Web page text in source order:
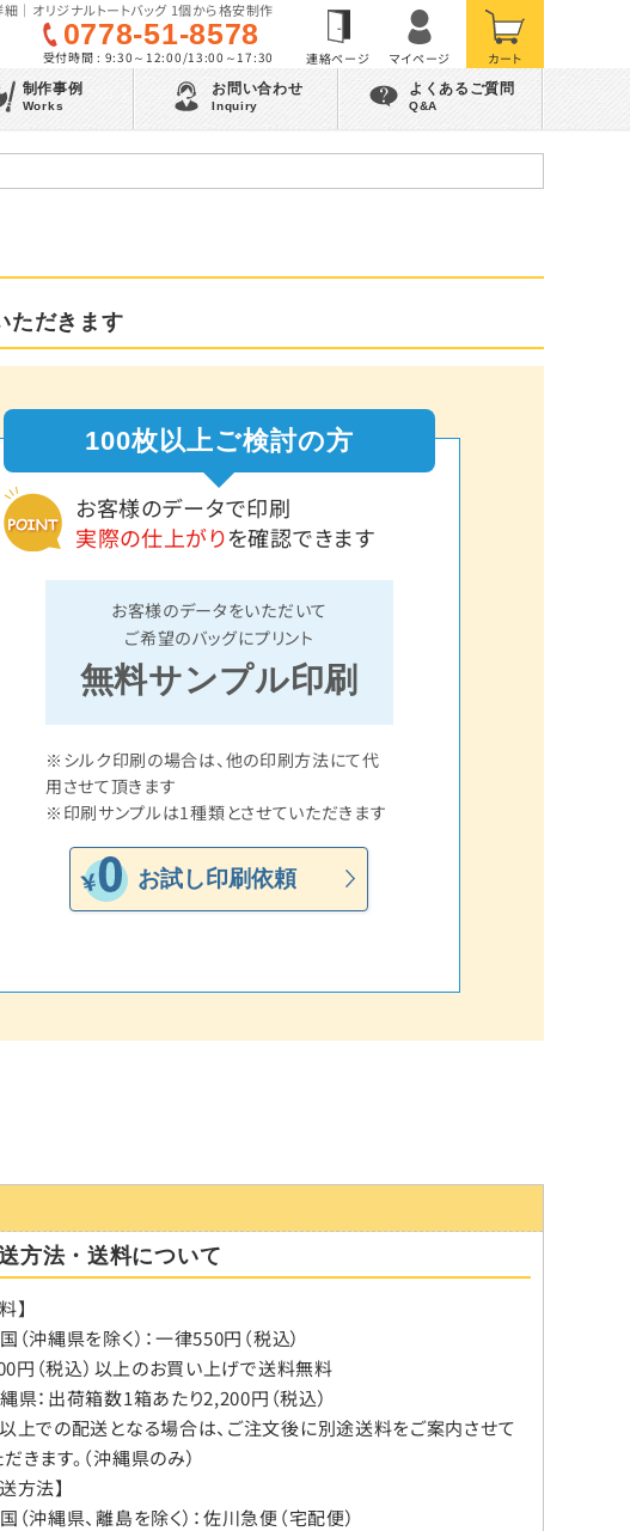
細｜オリジナルトートバッグ 1個から格安制作
0778-51-8578
受付時間 : 9:30～12:00/13:00～17:30
制作事例
Works
お問い合わせ
Inquiry
よくあるご質問
Q&A
ただきます
100枚以上ご検討の方
お客様のデータで印刷
実際の仕上がりを確認できます
お客様のデータをいただいて
ご希望のバッグにプリント
無料サンプル印刷
※シルク印刷の場合は、他の印刷方法にて代
用させて頂きます
※印刷サンプルは1種類とさせていただきます
お試し印刷依頼
方法・送料について
】
（沖縄県を除く）：一律550円（税込）
円（税込）以上のお買い上げで送料無料
県：出荷箱数1箱あたり2,200円（税込）
上での配送となる場合は、ご注文後に別途送料をご案内させて
きます。（沖縄県のみ）
方法】
（沖縄県、離島を除く）：佐川急便（宅配便）